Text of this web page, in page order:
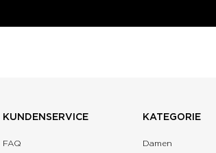
KUNDENSERVICE
FAQ
KATEGORIE
Damen